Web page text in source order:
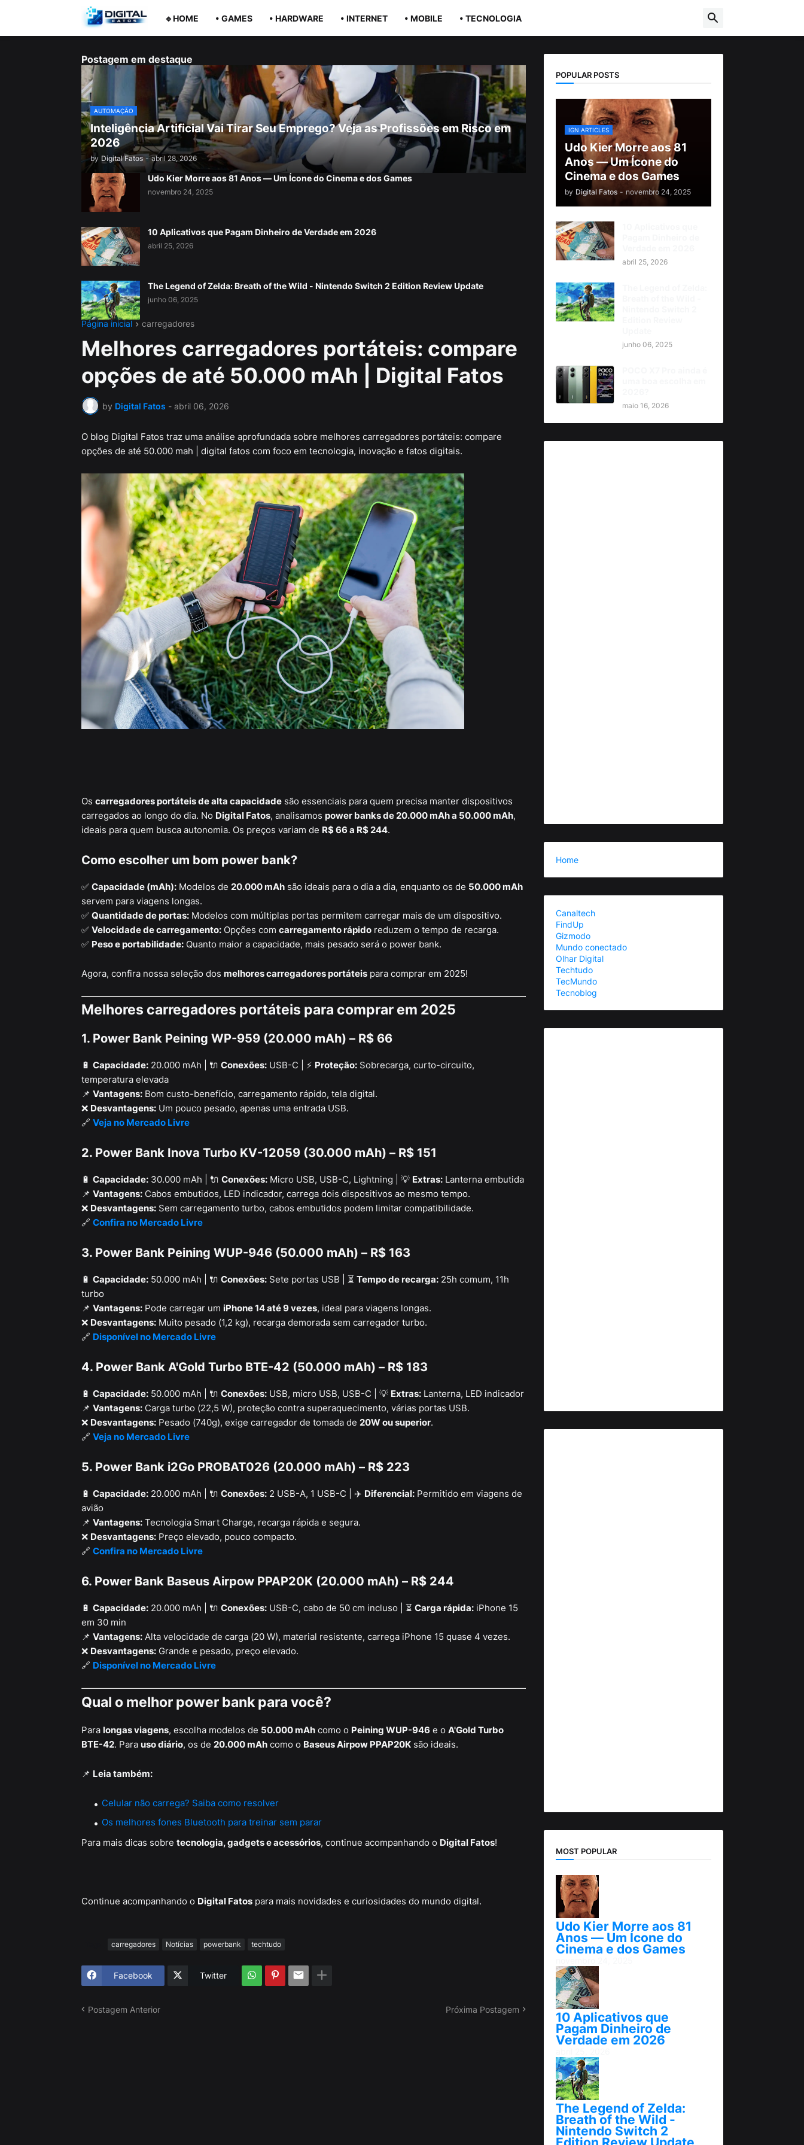
🔹HOME • GAMES • HARDWARE • INTERNET • MOBILE • TECNOLOGIA
Postagem em destaque
AUTOMAÇÃO
Inteligência Artificial Vai Tirar Seu Emprego? Veja as Profissões em Risco em
2026
by Digital Fatos - abril 28, 2026
Udo Kier Morre aos 81 Anos — Um Ícone do Cinema e dos Games
novembro 24, 2025
10 Aplicativos que Pagam Dinheiro de Verdade em 2026
abril 25, 2026
The Legend of Zelda: Breath of the Wild - Nintendo Switch 2 Edition Review Update
junho 06, 2025
Página inicial carregadores
Melhores carregadores portáteis: compare
opções de até 50.000 mAh | Digital Fatos
by Digital Fatos - abril 06, 2026
O blog Digital Fatos traz uma análise aprofundada sobre melhores carregadores portáteis: compare
opções de até 50.000 mah | digital fatos com foco em tecnologia, inovação e fatos digitais.
Os carregadores portáteis de alta capacidadesão essenciais para quem precisa manter dispositivos
carregados ao longo do dia. No Digital Fatos, analisamos power banks de 20.000 mAh a 50.000 mAh,
ideais para quem busca autonomia. Os preços variam de R$ 66 a R$ 244.
Como escolher um bom power bank?
✅ Capacidade (mAh):Modelos de 20.000 mAhsão ideais para o dia a dia, enquanto os de 50.000 mAh
servem para viagens longas.
✅ Quantidade de portas:Modelos com múltiplas portas permitem carregar mais de um dispositivo.
✅ Velocidade de carregamento:Opções com carregamento rápidoreduzem o tempo de recarga.
✅ Peso e portabilidade:Quanto maior a capacidade, mais pesado será o power bank.
Agora, confira nossa seleção dos melhores carregadores portáteispara comprar em 2025!
Melhores carregadores portáteis para comprar em 2025
1. Power Bank Peining WP-959 (20.000 mAh) – R$ 66
🔋 Capacidade:20.000 mAh | 🔌 Conexões:USB-C | ⚡ Proteção:Sobrecarga, curto-circuito,
temperatura elevada
📌 Vantagens:Bom custo-benefício, carregamento rápido, tela digital.
❌ Desvantagens:Um pouco pesado, apenas uma entrada USB.
🔗 Veja no Mercado Livre
2. Power Bank Inova Turbo KV-12059 (30.000 mAh) – R$ 151
🔋 Capacidade:30.000 mAh | 🔌 Conexões:Micro USB, USB-C, Lightning | 💡 Extras:Lanterna embutida
📌 Vantagens:Cabos embutidos, LED indicador, carrega dois dispositivos ao mesmo tempo.
❌ Desvantagens:Sem carregamento turbo, cabos embutidos podem limitar compatibilidade.
🔗 Confira no Mercado Livre
3. Power Bank Peining WUP-946 (50.000 mAh) – R$ 163
🔋 Capacidade:50.000 mAh | 🔌 Conexões:Sete portas USB | ⏳ Tempo de recarga:25h comum, 11h
turbo
📌 Vantagens:Pode carregar um iPhone 14 até 9 vezes, ideal para viagens longas.
❌ Desvantagens:Muito pesado (1,2 kg), recarga demorada sem carregador turbo.
🔗 Disponível no Mercado Livre
4. Power Bank A'Gold Turbo BTE-42 (50.000 mAh) – R$ 183
🔋 Capacidade:50.000 mAh | 🔌 Conexões:USB, micro USB, USB-C | 💡 Extras:Lanterna, LED indicador
📌 Vantagens:Carga turbo (22,5 W), proteção contra superaquecimento, várias portas USB.
❌ Desvantagens:Pesado (740g), exige carregador de tomada de 20W ou superior.
🔗 Veja no Mercado Livre
5. Power Bank i2Go PROBAT026 (20.000 mAh) – R$ 223
🔋 Capacidade:20.000 mAh | 🔌 Conexões:2 USB-A, 1 USB-C | ✈️ Diferencial:Permitido em viagens de
avião
📌 Vantagens:Tecnologia Smart Charge, recarga rápida e segura.
❌ Desvantagens:Preço elevado, pouco compacto.
🔗 Confira no Mercado Livre
6. Power Bank Baseus Airpow PPAP20K (20.000 mAh) – R$ 244
🔋 Capacidade:20.000 mAh | 🔌 Conexões:USB-C, cabo de 50 cm incluso | ⏳ Carga rápida:iPhone 15
em 30 min
📌 Vantagens:Alta velocidade de carga (20 W), material resistente, carrega iPhone 15 quase 4 vezes.
❌ Desvantagens:Grande e pesado, preço elevado.
🔗 Disponível no Mercado Livre
Qual o melhor power bank para você?
Para longas viagens, escolha modelos de 50.000 mAhcomo o Peining WUP-946e o A'Gold Turbo
BTE-42. Para uso diário, os de 20.000 mAhcomo o Baseus Airpow PPAP20Ksão ideais.
📌 Leia também:
Celular não carrega? Saiba como resolver
Os melhores fones Bluetooth para treinar sem parar
Para mais dicas sobre tecnologia, gadgets e acessórios, continue acompanhando o Digital Fatos!
Continue acompanhando o Digital Fatospara mais novidades e curiosidades do mundo digital.
carregadores Notícias powerbank techtudo
Facebook Twitter
Postagem Anterior Próxima Postagem
POPULAR POSTS
IGN ARTICLES
Udo Kier Morre aos 81
Anos — Um Ícone do
Cinema e dos Games
by Digital Fatos - novembro 24, 2025
abril 25, 2026
junho 06, 2025
maio 16, 2026
Home
Canaltech
FindUp
Gizmodo
Mundo conectado
Olhar Digital
Techtudo
TecMundo
Tecnoblog
MOST POPULAR
Udo Kier Morre aos 81
Anos — Um Ícone do
Cinema e dos Games
10 Aplicativos que
Pagam Dinheiro de
Verdade em 2026
The Legend of Zelda:
Breath of the Wild -
Nintendo Switch 2